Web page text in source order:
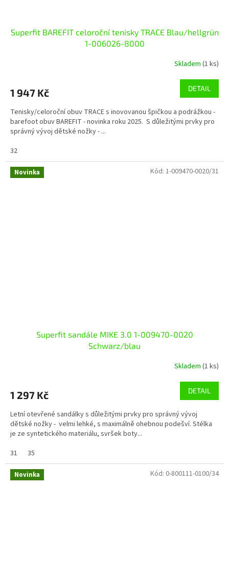
Superfit BAREFIT celoroční tenisky TRACE Blau/hellgrün
1-006026-8000
Skladem (1 ks)
1 947 Kč DETAIL
Tenisky/celoroční obuv TRACE s inovovanou špičkou a podrážkou -
barefoot obuv BAREFIT - novinka roku 2025. S důležitými prvky pro
správný vývoj dětské nožky - ...
32
Novinka
Superfit sandále MIKE 3.0 1-009470-0020
Schwarz/blau
Skladem (1 ks)
1 297 Kč DETAIL
Letní otevřené sandálky s důležitými prvky pro správný vývoj
dětské nožky - velmi lehké, s maximálně ohebnou podešví. Stélka
je ze syntetického materiálu, svršek boty...
31
35
Kód: 1-009470-0020/31
Novinka Kód: 0-800111-0100/34